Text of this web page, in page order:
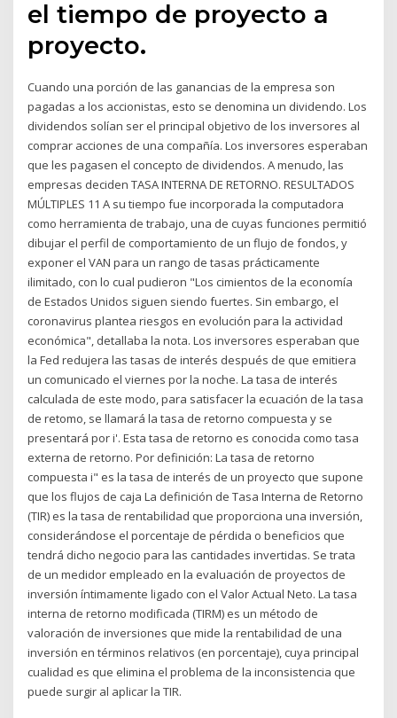
el tiempo de proyecto a
proyecto.
Cuando una porción de las ganancias de la empresa son
pagadas a los accionistas, esto se denomina un dividendo. Los
dividendos solían ser el principal objetivo de los inversores al
comprar acciones de una compañía. Los inversores esperaban
que les pagasen el concepto de dividendos. A menudo, las
empresas deciden TASA INTERNA DE RETORNO. RESULTADOS
MÚLTIPLES 11 A su tiempo fue incorporada la computadora
como herramienta de trabajo, una de cuyas funciones permitió
dibujar el perfil de comportamiento de un flujo de fondos, y
exponer el VAN para un rango de tasas prácticamente
ilimitado, con lo cual pudieron "Los cimientos de la economía
de Estados Unidos siguen siendo fuertes. Sin embargo, el
coronavirus plantea riesgos en evolución para la actividad
económica", detallaba la nota. Los inversores esperaban que
la Fed redujera las tasas de interés después de que emitiera
un comunicado el viernes por la noche. La tasa de interés
calculada de este modo, para satisfacer la ecuación de la tasa
de retomo, se llamará la tasa de retorno compuesta y se
presentará por i'. Esta tasa de retorno es conocida como tasa
externa de retorno. Por definición: La tasa de retorno
compuesta i" es la tasa de interés de un proyecto que supone
que los flujos de caja La definición de Tasa Interna de Retorno
(TIR) es la tasa de rentabilidad que proporciona una inversión,
considerándose el porcentaje de pérdida o beneficios que
tendrá dicho negocio para las cantidades invertidas. Se trata
de un medidor empleado en la evaluación de proyectos de
inversión íntimamente ligado con el Valor Actual Neto. La tasa
interna de retorno modificada (TIRM) es un método de
valoración de inversiones que mide la rentabilidad de una
inversión en términos relativos (en porcentaje), cuya principal
cualidad es que elimina el problema de la inconsistencia que
puede surgir al aplicar la TIR.